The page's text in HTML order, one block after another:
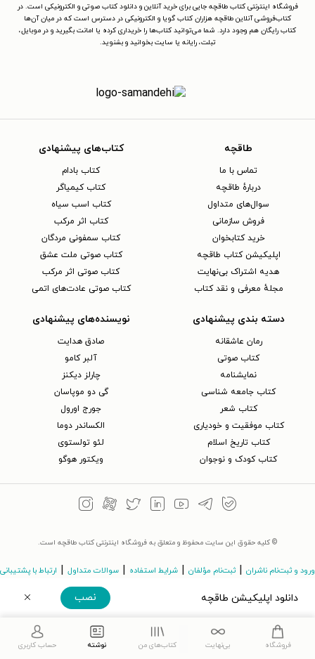
دانلود اپلیکیشن طاقچه نصب
دریافت مستقیم اپلیکیشن
فروشگاه اینترنتی کتاب طاقچه جایی برای خرید آنلاین و دانلود کتاب صوتی و الکترونیکی است. در
کتاب‌فروشی آنلاین طاقچه هزاران کتاب گویا و الکترونیکی در دسترس است که در میان آن‌ها
کتاب رایگان هم وجود دارد. شما می‌توانید کتاب‌ها را خریداری کرده یا امانت بگیرید و در موبایل،
تبلت، رایانه یا سایت بخوانید و بشنوید.
طاقچه
تماس با ما
دربارهٔ طاقچه
سوال‌های متداول
فروش سازمانی
خرید کتابخوان
اپلیکیشن کتاب طاقچه
هدیه اشتراک بی‌نهایت
مجلهٔ معرفی و نقد کتاب
کتاب‌های پیشنهادی
کتاب بادام
کتاب کیمیاگر
کتاب اسب سیاه
کتاب اثر مرکب
کتاب سمفونی مردگان
کتاب صوتی ملت عشق
کتاب صوتی اثر مرکب
کتاب صوتی عادت‌های اتمی
دسته بندی پیشنهادی
رمان عاشقانه
کتاب‌ صوتی
نمایشنامه
کتاب جامعه شناسی
کتاب شعر
کتاب موفقیت و خودیاری
کتاب تاریخ اسلام
کتاب کودک و نوجوان
نویسنده‌های پیشنهادی
صادق هدایت
آلبر کامو
چارلز دیکنز
گی دو موپاسان
جورج اورول
الکساندر دوما
لئو تولستوی
ویکتور هوگو
© کلیه حقوق این سایت محفوظ و متعلق به فروشگاه اینترنتی کتاب طاقچه است.
ورود و ثبت‌نام ناشران ثبت‌نام مؤلفان شرایط استفاده سوالات متداول ارتباط با پشتیبانی
©Taaghche.com 3.243.11
فروشگاه بی‌نهایت کتاب‌های من نوشته حساب کاربری